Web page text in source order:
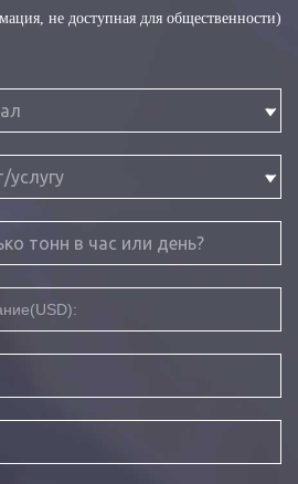
не доступная для общественности)